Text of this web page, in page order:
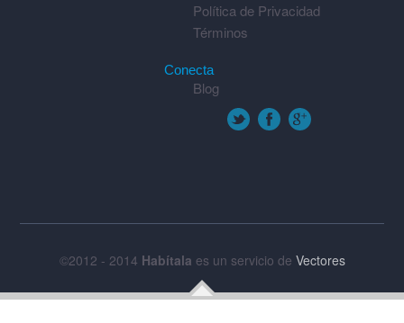
Política de Privacidad
Términos
Conecta
Blog
©2012 - 2014 Habítala es un servicio de Vectores